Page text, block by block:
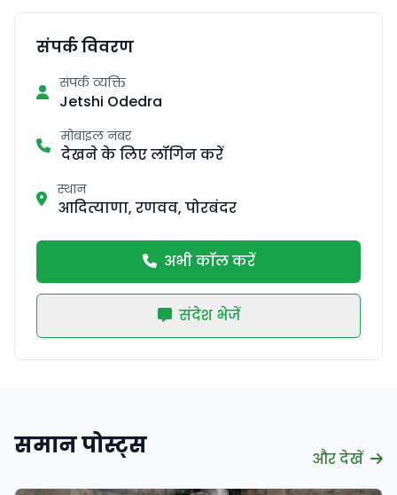
संपर्क विवरण
संपर्क व्यक्ति
Jetshi Odedra
मोबाइल नंबर
देखने के लिए लॉगिन करें
स्थान
आदित्याणा, रणवव, पोरबंदर
अभी कॉल करें
संदेश भेजें
समान पोस्ट्स और देखें